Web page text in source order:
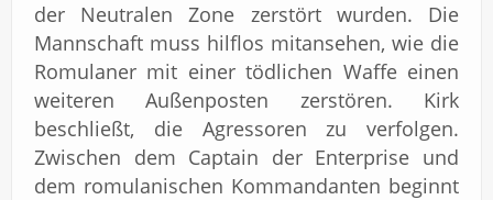
der Neutralen Zone zerstört wurden. Die
Mannschaft muss hilflos mitansehen, wie die
Romulaner mit einer tödlichen Waffe einen
weiteren Außenposten zerstören. Kirk
beschließt, die Agressoren zu verfolgen.
Zwischen dem Captain der Enterprise und
dem romulanischen Kommandanten beginnt